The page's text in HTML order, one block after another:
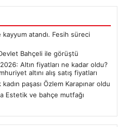
atandı. Fesih süreci
Bahçeli ile görüştü
Altın fiyatları ne kadar oldu?
altını alış satış fiyatları
paşası Özlem Karapınar oldu
Estetik ve bahçe mutfağı